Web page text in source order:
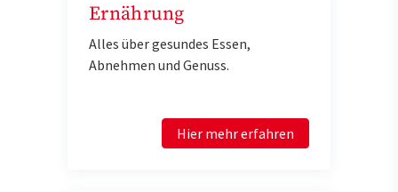
Ernährung
Alles über gesundes Essen,
Abnehmen und Genuss.
Hier mehr erfahren